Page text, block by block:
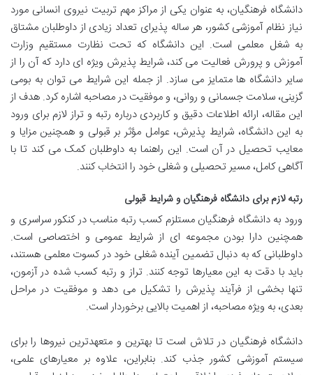
دانشگاه فرهنگیان، به عنوان یکی از مراکز مهم تربیت نیروی انسانی مورد
نیاز نظام آموزشی کشور، هر ساله پذیرای تعداد زیادی از داوطلبان مشتاق
به شغل معلمی است. این دانشگاه که تحت نظارت مستقیم وزارت
آموزش و پرورش فعالیت می کند، شرایط پذیرش ویژه ای دارد که آن را از
سایر دانشگاه ها متمایز می سازد. از جمله این شرایط می توان به بومی
گزینی، سلامت جسمانی و روانی، و موفقیت در مصاحبه اشاره کرد. هدف از
این مقاله، ارائه اطلاعات دقیق و کاربردی درباره رتبه و تراز لازم برای ورود
به این دانشگاه، شرایط پذیرش، عوامل مؤثر بر قبولی و همچنین مزایا و
معایب تحصیل در آن است. این راهنما به داوطلبان کمک می کند تا با
آگاهی کامل، مسیر تحصیلی و شغلی خود را انتخاب کنند.
رتبه لازم برای دانشگاه فرهنگیان و شرایط قبولی
ورود به دانشگاه فرهنگیان مستلزم کسب رتبه مناسب در کنکور سراسری و
همچنین دارا بودن مجموعه ای از شرایط عمومی و اختصاصی است.
داوطلبانی که به دنبال تضمین آینده شغلی خود در کسوت معلمی هستند،
باید با دقت به این معیارها توجه کنند. تراز و رتبه کسب شده در آزمون،
تنها بخشی از فرآیند پذیرش را تشکیل می دهد و موفقیت در مراحل
بعدی، به ویژه مصاحبه، از اهمیت بالایی برخوردار است.
دانشگاه فرهنگیان در تلاش است تا بهترین و متعهدترین نیروها را برای
سیستم آموزشی کشور جذب کند. بنابراین، علاوه بر معیارهای علمی،